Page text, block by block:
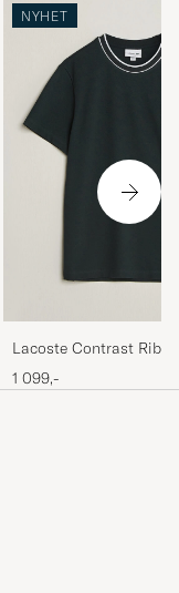
NYHET
Lacoste Contrast Rib
Shirt Dark Varech
1 099,-